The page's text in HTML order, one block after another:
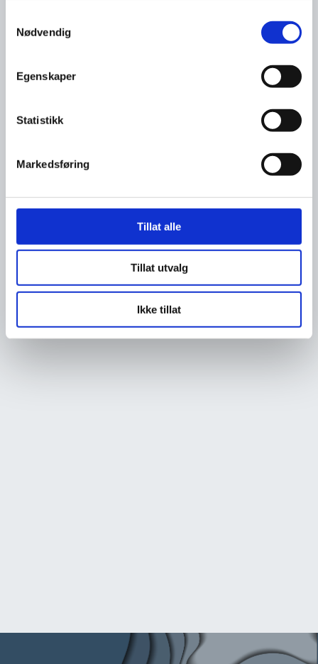
Nødvendig
Egenskaper
Statistikk
Markedsføring
Tillat alle
Tillat utvalg
Ikke tillat